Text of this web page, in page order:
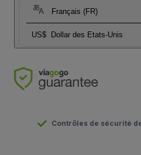
Français (FR)
US$ Dollar des Etats-Unis
Contrôles de sécurité